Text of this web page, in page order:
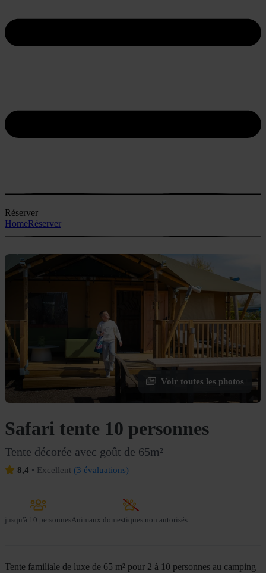
Réserver
HomeRéserver
Voir toutes les photos
Safari tente 10 personnes
Tente décorée avec goût de 65m²
8,4 • Excellent (3 évaluations)
jusqu'à 10 personnesAnimaux domestiques non autorisés
Tente familiale de luxe de 65 m² pour 2 à 10 personnes au camping